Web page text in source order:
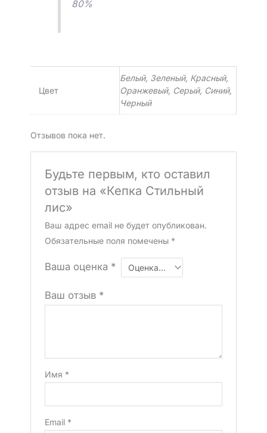
80%
Цвет
Белый, Зеленый, Красный,
Оранжевый, Серый, Синий,
Черный
Отзывов пока нет.
Будьте первым, кто оставил
отзыв на «Кепка Стильный
лис»
Ваш адрес email не будет опубликован.
Обязательные поля помечены *
Ваша оценка *
Ваш отзыв *
Имя *
Email *